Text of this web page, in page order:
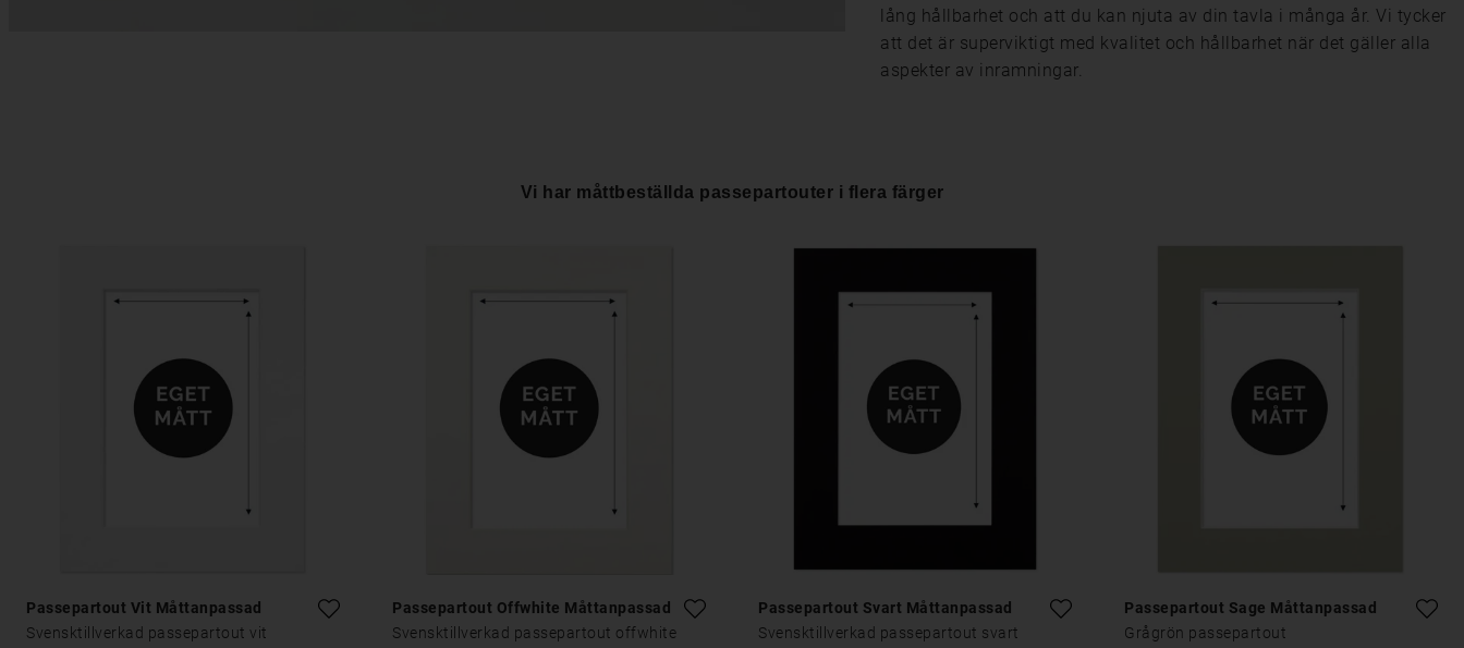
lång hållbarhet och att du kan njuta av din tavla i många år. Vi tycker
att det är superviktigt med kvalitet och hållbarhet när det gäller alla
aspekter av inramningar.
Vi har måttbeställda passepartouter i flera färger
Passepartout Vit Måttanpassad
Svensktillverkad passepartout vit
Passepartout Offwhite Måttanpassad
Svensktillverkad passepartout offwhite
Passepartout Svart Måttanpassad
Svensktillverkad passepartout svart
Passepartout Sage Måttanpassad
Grågrön passepartout